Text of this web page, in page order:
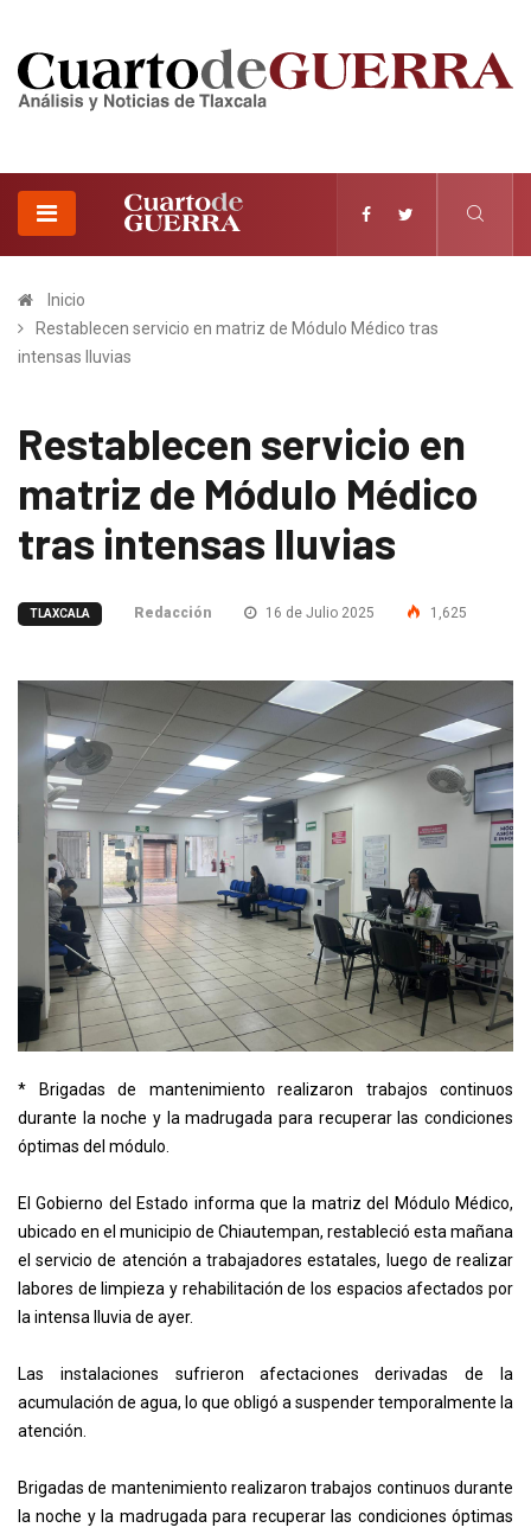
Inicio
Restablecen servicio en matriz de Módulo Médico tras
intensas lluvias
Restablecen servicio en
matriz de Módulo Médico
tras intensas lluvias
TLAXCALA Redacción 16 de Julio 2025 1,625
* Brigadas de mantenimiento realizaron trabajos continuos
durante la noche y la madrugada para recuperar las condiciones
óptimas del módulo.
El Gobierno del Estado informa que la matriz del Módulo Médico,
ubicado en el municipio de Chiautempan, restableció esta mañana
el servicio de atención a trabajadores estatales, luego de realizar
labores de limpieza y rehabilitación de los espacios afectados por
la intensa lluvia de ayer.
Las instalaciones sufrieron afectaciones derivadas de la
acumulación de agua, lo que obligó a suspender temporalmente la
atención.
Brigadas de mantenimiento realizaron trabajos continuos durante
la noche y la madrugada para recuperar las condiciones óptimas